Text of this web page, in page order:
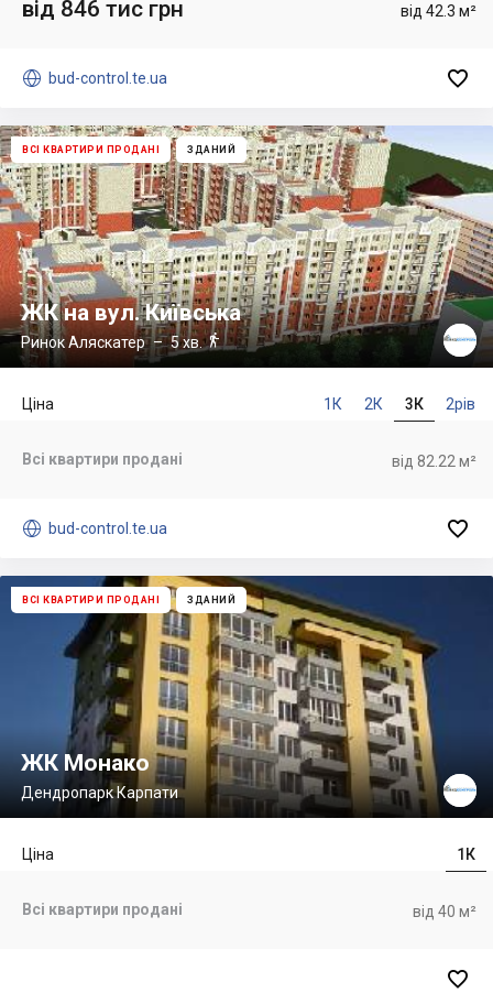
від 42.3 м²
від 846 тис грн
 bud-control.te.ua 
ВСІ КВАРТИРИ ПРОДАНІ ЗДАНИЙ
ЖК на вул. Київська
Ринок Аляскатер– 5 хв.
1К 2К 3К 2рів
Ціна
від 82.22 м²
Всі квартири продані
 bud-control.te.ua 
ВСІ КВАРТИРИ ПРОДАНІ ЗДАНИЙ
ЖК Монако
Дендропарк Карпати
1К
Ціна
від 40 м²
Всі квартири продані
